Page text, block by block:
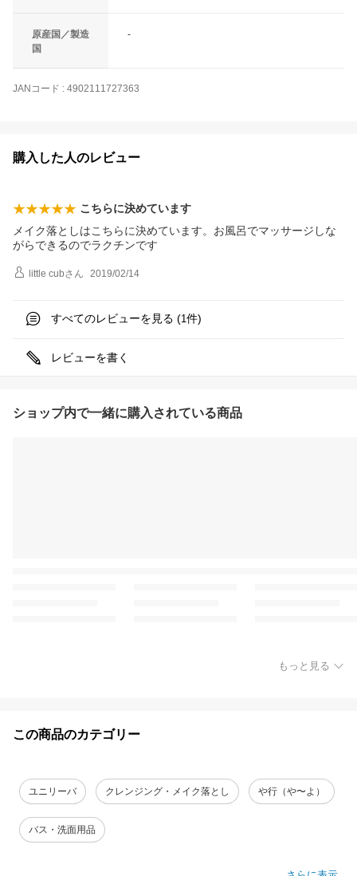
原産国／製造
国
-
JANコード : 4902111727363
購入した人のレビュー
こちらに決めています
メイク落としはこちらに決めています。お風呂でマッサージしな
がらできるのでラクチンです
little cubさん 2019/02/14
すべてのレビューを見る (1件)
レビューを書く
ショップ内で一緒に購入されている商品
もっと見る
この商品のカテゴリー
ユニリーバ クレンジング・メイク落とし や行（や〜よ）
バス・洗面用品